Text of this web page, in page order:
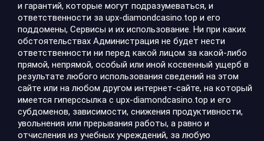
и гарантий, которые могут подразумеваться, и
ответственности за upx-diamondcasino.top и его
поддомены, Сервисы и их использование. Ни при каких
обстоятельствах Администрация не будет нести
ответственности ни перед какой лицом за какой-либо
прямой, непрямой, особый или иной косвенный ущерб в
результате любого использования сведений на этом
сайте или на любом другом интернет-сайте, на который
имеется гиперссылка с upx-diamondcasino.top и его
субдоменов, зависимости, снижения продуктивности,
увольнения или прерывания работы, а равно и
отчисления из учебных учреждений, за любую